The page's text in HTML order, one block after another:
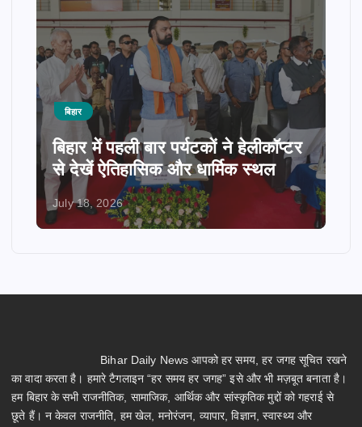
बिहार
बिहार में पहली बार पर्यटकों ने हेलीकॉप्टर
से देखें ऐतिहासिक और धार्मिक स्थल
July 18, 2026
Bihar Daily News आपको हर समय, हर जगह सूचित रखने
का वादा करता है। हमारे टैगलाइन “हर समय हर जगह” इसे और भी मज़बूत बनाता है।
हम बिहार के सभी राजनीतिक, सामाजिक, आर्थिक और सांस्कृतिक मुद्दों को गहराई से
छूते हैं। न केवल राजनीति, हम खेल, मनोरंजन, व्यापार, विज्ञान, स्वास्थ्य और